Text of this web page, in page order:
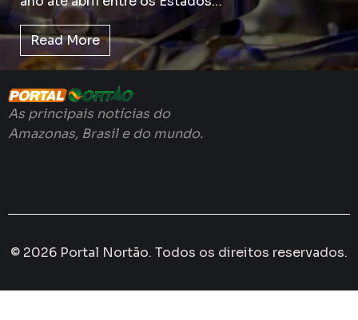
Read More
As principais notícias do
Amazonas, Brasil e do mundo.
© 2026 Portal Nortão. Todos os direitos reservados.